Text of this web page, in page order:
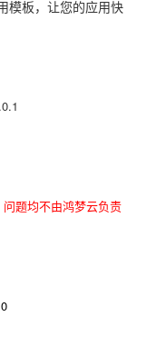
模板，让您的应用快
题均不由鸿梦云负责